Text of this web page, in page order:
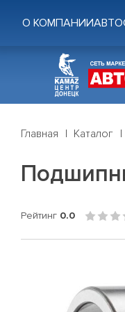
О КОМПАНИИ
Главная Каталог
Рейтинг 0.0